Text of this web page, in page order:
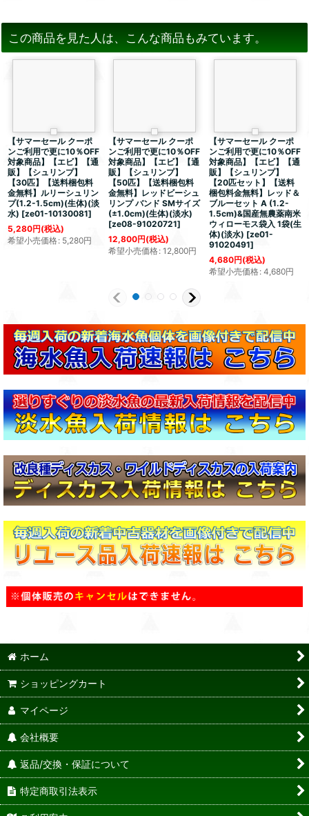
この商品を見た人は、こんな商品もみています。
【サマーセール クーポ
ンご利用で更に10％OFF
対象商品】【エビ】【通
販】【シュリンプ】
【30匹】【送料梱包料
金無料】ルリーシュリン
プ(1.2-1.5cm)(生体)(淡
水) [ze01-10130081]
5,280円(税込)
希望小売価格: 5,280円
【サマーセール クーポ
ンご利用で更に10％OFF
対象商品】【エビ】【通
販】【シュリンプ】
【50匹】【送料梱包料
金無料】レッドビーシュ
リンプ バンド SMサイズ
(±1.0cm)(生体)(淡水)
[ze08-91020721]
12,800円(税込)
希望小売価格: 12,800円
【サマーセール クーポ
ンご利用で更に10％OFF
対象商品】【エビ】【通
販】【シュリンプ】
【20匹セット】【送料
梱包料金無料】レッド＆
ブルーセット A (1.2-
1.5cm)&国産無農薬南米
ウィローモス袋入 1袋(生
体)(淡水) [ze01-
91020491]
4,680円(税込)
希望小売価格: 4,680円
ホーム
ショッピングカート
マイページ
会社概要
返品/交換・保証について
特定商取引法表示